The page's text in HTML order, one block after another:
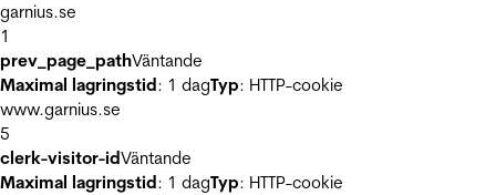
garnius.se
1
prev_page_pathVäntande
Maximal lagringstid: 1 dagTyp: HTTP-cookie
www.garnius.se
5
clerk-visitor-idVäntande
Maximal lagringstid: 1 dagTyp: HTTP-cookie